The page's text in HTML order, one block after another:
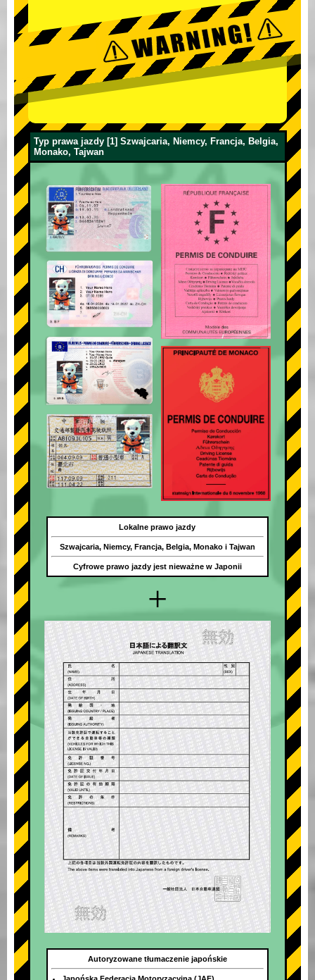
Typ prawa jazdy [1] Szwajcaria, Niemcy, Francja, Belgia,
Monako, Tajwan
+
Lokalne prawo jazdy
Szwajcaria, Niemcy, Francja, Belgia, Monako i Tajwan
Cyfrowe prawo jazdy jest nieważne w Japonii
Autoryzowane tłumaczenie japońskie